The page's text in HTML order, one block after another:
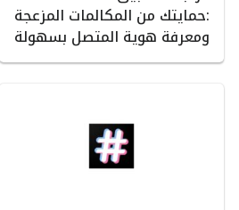
:حمايتك من المكالمات المزعجة
ومعرفة هوية المتصل بسهولة